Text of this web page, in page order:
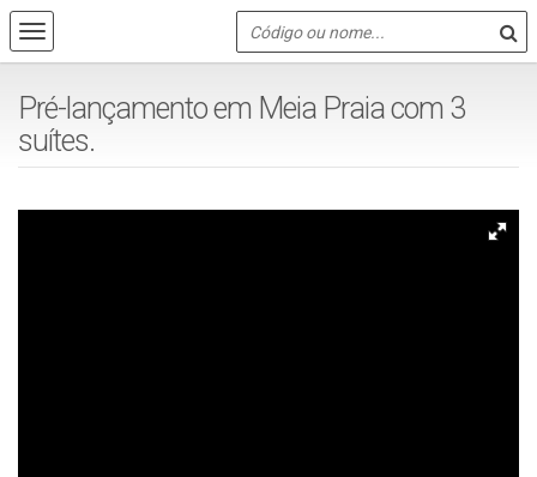
Pré-lançamento em Meia Praia com 3
suítes.